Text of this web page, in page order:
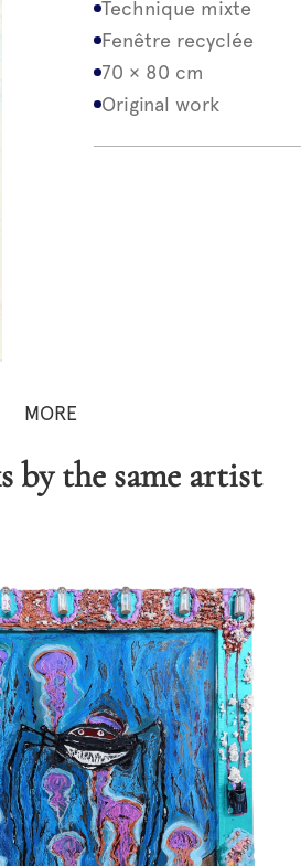
Technique mixte
Fenêtre recyclée
70 × 80 cm
Original work
MORE
by the same artist